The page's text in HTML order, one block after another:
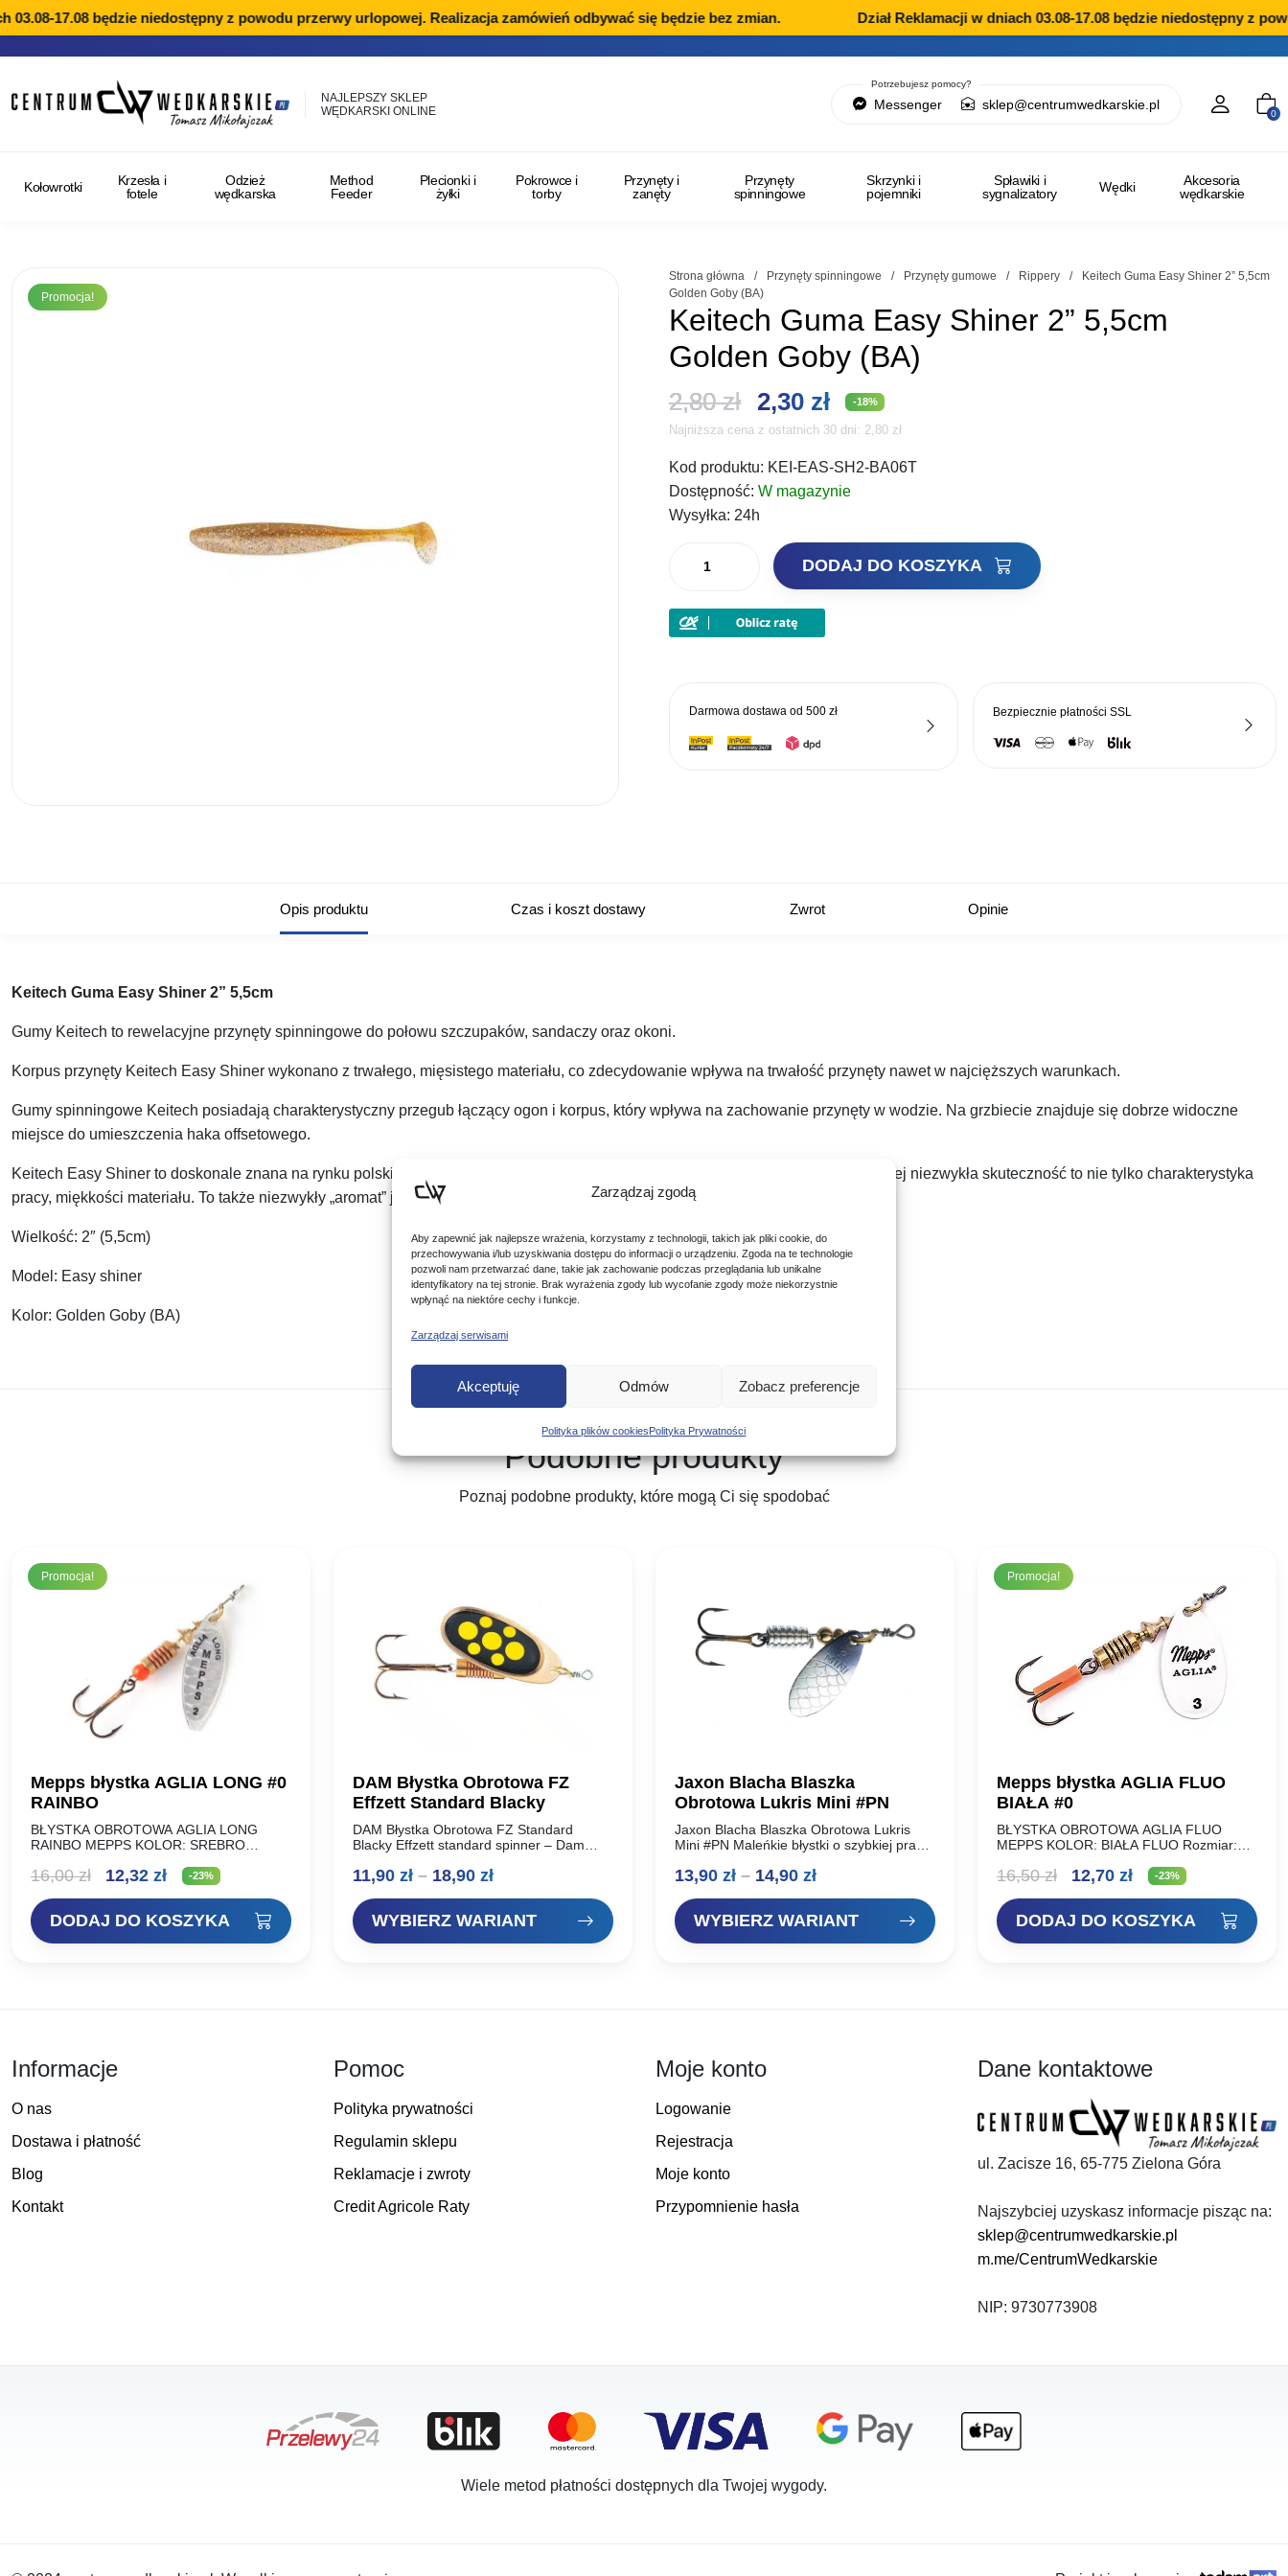
Zarządzaj zgodą
Aby zapewnić jak najlepsze wrażenia, korzystamy z technologii, takich jak pliki cookie, do
przechowywania i/lub uzyskiwania dostępu do informacji o urządzeniu. Zgoda na te technologie
pozwoli nam przetwarzać dane, takie jak zachowanie podczas przeglądania lub unikalne
identyfikatory na tej stronie. Brak wyrażenia zgody lub wycofanie zgody może niekorzystnie
wpłynąć na niektóre cechy i funkcje.
Zarządzaj serwisami
Akceptuję Odmów Zobacz preferencje
Polityka plików cookiesPolityka Prywatności
17.08 będzie niedostępny z powodu przerwy urlopowej. Realizacja zamówień odbywać się będzie bez zmian. Dział Reklamacji w dniach 03.08-17.08 będzie niedostępny z
NAJLEPSZY SKLEP
WĘDKARSKI ONLINE
Potrzebujesz pomocy?
Messenger sklep@centrumwedkarskie.pl
0
Kołowrotki
Krzesła i
fotele
Odzież
wędkarska
Method
Feeder
Plecionki i
żyłki
Pokrowce i
torby
Przynęty i
zanęty
Przynęty
spinningowe
Skrzynki i
pojemniki
Spławiki i
sygnalizatory
Wędki
Akcesoria
wędkarskie
Promocja!
Strona główna / Przynęty spinningowe / Przynęty gumowe / Rippery /
Keitech Guma Easy Shiner 2” 5,5cm
Golden Goby (BA)
Keitech Guma Easy Shiner 2” 5,5cm
Golden Goby (BA)
2,80zł Pierwotna
cena
wynosiła:
2,80 zł.
2,30 złAktualna
cena
wynosi:
-18%
Najniższa cena z ostatnich 30 dni: 2,80 zł
Kod produktu: KEI-EAS-SH2-BA06T
Dostępność:W magazynie
Wysyłka:24h
Keitech
Easy
Golden
Goby
DODAJ DO KOSZYKA
Darmowa dostawa od500 zł Bezpiecznie płatnościSSL
Opis produktu Czas i koszt dostawy Zwrot Opinie
Keitech Guma Easy Shiner 2” 5,5cm
Gumy Keitech to rewelacyjne przynęty spinningowe do połowu szczupaków, sandaczy oraz okoni.
Korpus przynęty Keitech Easy Shiner wykonano z trwałego, mięsistego materiału, co zdecydowanie wpływa na trwałość przynęty nawet w najcięższych warunkach.
Gumy spinningowe Keitech posiadają charakterystyczny przegub łączący ogon i korpus, który wpływa na zachowanie przynęty w wodzie. Na grzbiecie znajduje się dobrze widoczne
miejsce do umieszczenia haka offsetowego.
Keitech Easy Shiner to doskonale znana na rynku polskim gumowa japońska przynęta stosowana przez większość zawodników. Jej niezwykła skuteczność to nie tylko charakterystyka
pracy, miękkości materiału. To także niezwykły „aromat” jakim przynęty Kaitech są nasączane.
Wielkość: 2″ (5,5cm)
Model: Easy shiner
Kolor: Golden Goby (BA)
Podobne produkty
Poznaj podobne produkty, które mogą Ci się spodobać
Promocja!
Mepps błystka AGLIA LONG #0
RAINBO
BŁYSTKA OBROTOWA AGLIA LONG
RAINBO MEPPS KOLOR: SREBRO
2,5g NR 1 4,5g NR 1+ 6g NR 2…
16,00zł
Pierwotna
cena
wynosiła:
12,32 złAktualna
cena
wynosi:
-23%
DODAJ DO KOSZYKA
DAM Błystka Obrotowa FZ
Effzett Standard Blacky
DAM Błystka Obrotowa FZ Standard
Blacky Effzett standard spinner – Dam
producenta, oferta dla wymagających
skuteczne na…
11,90 zł – 18,90 złZakres
cen:
od
WYBIERZ WARIANT
Jaxon Blacha Blaszka
Obrotowa Lukris Mini #PN
Jaxon Blacha Blaszka Obrotowa Lukris
Mini #PN Maleńkie błystki o szybkiej pracy
łowienia drapieżników polujących pod
na…
13,90 zł – 14,90 złZakres
cen:
od
WYBIERZ WARIANT
Promocja!
Mepps błystka AGLIA FLUO
BIAŁA #0
BŁYSTKA OBROTOWA AGLIA FLUO
MEPPS KOLOR: BIAŁA FLUO Rozmiar:
NR 2 4,5…
16,50zł
Pierwotna
cena
wynosiła:
12,70 złAktualna
cena
wynosi:
-23%
DODAJ DO KOSZYKA
Informacje
O nas
Dostawa i płatność
Blog
Kontakt
Pomoc
Polityka prywatności
Regulamin sklepu
Reklamacje i zwroty
Credit Agricole Raty
Moje konto
Logowanie
Rejestracja
Moje konto
Przypomnienie hasła
Dane kontaktowe
ul. Zacisze 16, 65-775 Zielona Góra
Najszybciej uzyskasz informacje pisząc na:
sklep@centrumwedkarskie.pl
m.me/CentrumWedkarskie
NIP: 9730773908
Wiele metod płatności dostępnych dla Twojej wygody.